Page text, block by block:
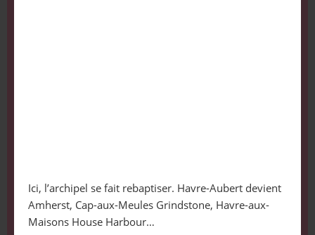
Ici, l’archipel se fait rebaptiser. Havre-Aubert devient
Amherst, Cap-aux-Meules Grindstone, Havre-aux-
Maisons House Harbour…